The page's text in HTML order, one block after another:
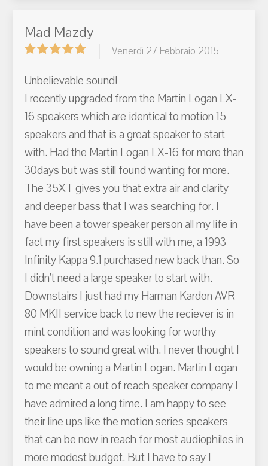
Mad Mazdy
Venerdì 27 Febbraio 2015
Unbelievable sound!
I recently upgraded from the Martin Logan LX-
16 speakers which are identical to motion 15
speakers and that is a great speaker to start
with. Had the Martin Logan LX-16 for more than
30days but was still found wanting for more.
The 35XT gives you that extra air and clarity
and deeper bass that I was searching for. I
have been a tower speaker person all my life in
fact my first speakers is still with me, a 1993
Infinity Kappa 9.1 purchased new back than. So
I didn't need a large speaker to start with.
Downstairs I just had my Harman Kardon AVR
80 MKII service back to new the reciever is in
mint condition and was looking for worthy
speakers to sound great with. I never thought I
would be owning a Martin Logan. Martin Logan
to me meant a out of reach speaker company I
have admired a long time. I am happy to see
their line ups like the motion series speakers
that can be now in reach for most audiophiles in
more modest budget. But I have to say I